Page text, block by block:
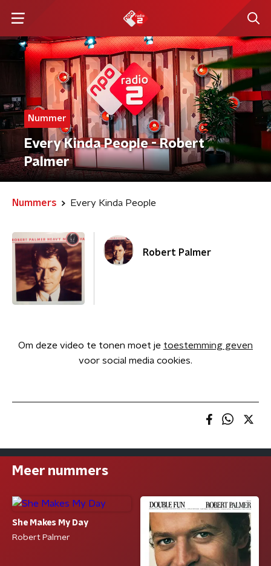
Nummer
Every Kinda People - Robert
Palmer
Nummers Every Kinda People
Robert Palmer
Om deze video te tonen moet je toestemming geven
voor social media cookies.
Meer nummers
She Makes My Day
Robert Palmer